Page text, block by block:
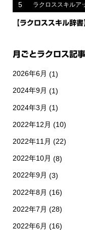
5 ラクロススキルア
【ラクロススキル辞
月ごとラクロス記
2026年6月 (1)
2024年9月 (1)
2024年3月 (1)
2022年12月 (10)
2022年11月 (22)
2022年10月 (8)
2022年9月 (3)
2022年8月 (16)
2022年7月 (28)
2022年6月 (16)